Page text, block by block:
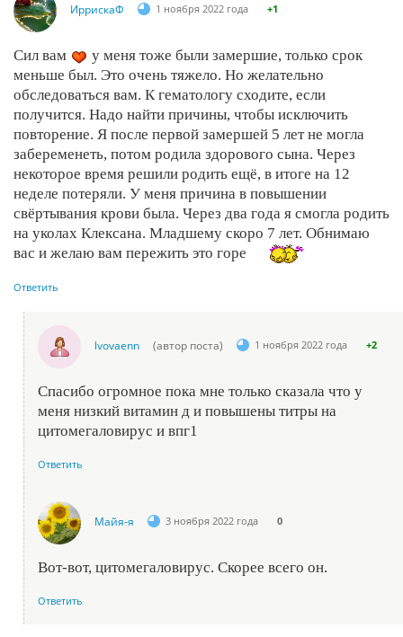
ИррискаФ 1 ноября 2022 года +1
Сил вам
у меня тоже были замершие, только срок
меньше был. Это очень тяжело. Но желательно
обследоваться вам. К гематологу сходите, если
получится. Надо найти причины, чтобы исключить
повторение. Я после первой замершей 5 лет не могла
забеременеть, потом родила здорового сына. Через
некоторое время решили родить ещё, в итоге на 12
неделе потеряли. У меня причина в повышении
свёртывания крови была. Через два года я смогла родить
на уколах Клексана. Младшему скоро 7 лет. Обнимаю
вас и желаю вам пережить это горе
Ответить
lvovaenn (автор поста) 1 ноября 2022 года +2
Спасибо огромное пока мне только сказала что у
меня низкий витамин д и повышены титры на
цитомегаловирус и впг1
Ответить
Майя-я 3 ноября 2022 года 0
Вот-вот, цитомегаловирус. Скорее всего он.
Ответить